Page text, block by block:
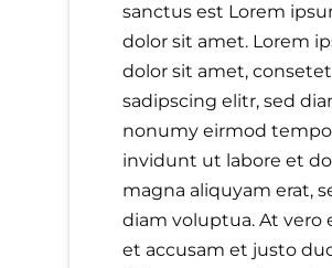
sanctus est Lorem
dolor sit amet. Lorem
dolor sit amet,
sadipscing elitr, sed
nonumy eirmod
invidunt ut labore et
magna aliquyam erat,
diam voluptua. At vero
et accusam et justo